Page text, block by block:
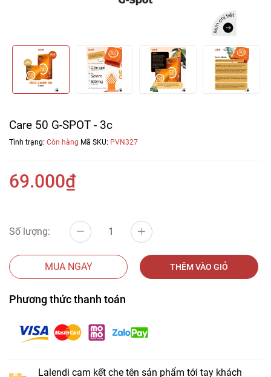
Care 50 G-SPOT - 3c
Tình trạng: Còn hàng Mã SKU: PVN327
69.000₫
Số lượng:
MUA NGAY THÊM VÀO GIỎ
Phương thức thanh toán
Lalendi cam kết che tên sản phẩm tới tay khách